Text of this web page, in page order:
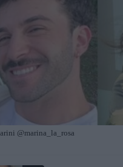
@marina_la_rosa